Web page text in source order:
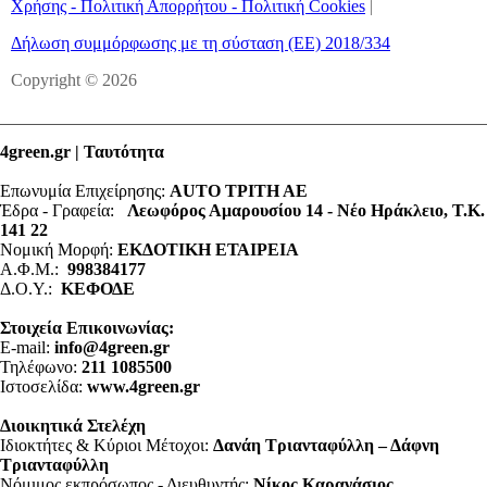
Χρήσης - Πολιτική Απορρήτου - Πολιτική Cookies |
Δήλωση συμμόρφωσης με τη σύσταση (ΕΕ) 2018/334
Copyright © 2026
4green.gr | Ταυτότητα
Επωνυμία Επιχείρησης: AUTO ΤΡΙΤΗ ΑΕ
Έδρα - Γραφεία: Λεωφόρος Αμαρουσίου 14 - Νέο Ηράκλειο, Τ.Κ.
141 22
Νομική Μορφή: ΕΚΔΟΤΙΚΗ ΕΤΑΙΡΕΙΑ
Α.Φ.Μ.: 998384177
Δ.Ο.Υ.: ΚΕΦΟΔΕ
Στοιχεία Επικοινωνίας:
E-mail: info@4green.gr
Τηλέφωνο: 211 1085500
Ιστοσελίδα: www.4green.gr
Διοικητικά Στελέχη
Ιδιοκτήτες & Κύριοι Μέτοχοι: Δανάη Τριανταφύλλη – Δάφνη
Τριανταφύλλη